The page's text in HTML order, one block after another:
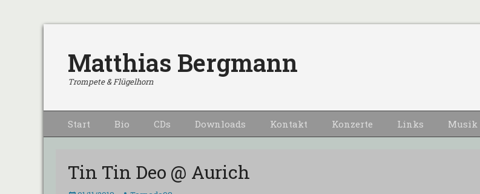
Matthias Bergmann
Trompete & Flügelhorn
Primärmenu
zum
Start Bio CDs Downloads Kontakt Konzerte Links Musik
Tin Tin Deo @ Aurich